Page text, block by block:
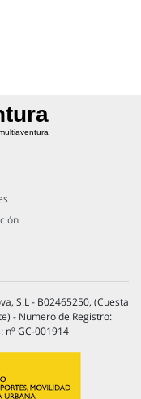
S.L - B02465250, (Cuesta
- Numero de Registro:
nº GC-001914